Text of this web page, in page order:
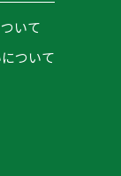
いて
ついて